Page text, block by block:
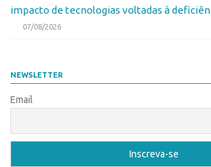
impacto de tecnologias voltadas à
07/08/2026
NEWSLETTER
Email